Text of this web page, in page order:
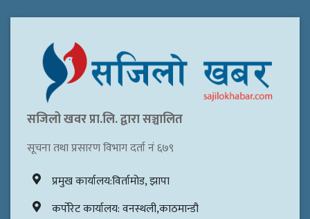
सजिलो खवर प्रा.लि. द्वारा सञ्चालित
सूचना तथा प्रसारण विभाग दर्ता नं ६७९
प्रमुख कार्यालय:विर्तामोड, झापा
कर्पोरेट कार्यालय: वनस्थली,काठमान्डौ